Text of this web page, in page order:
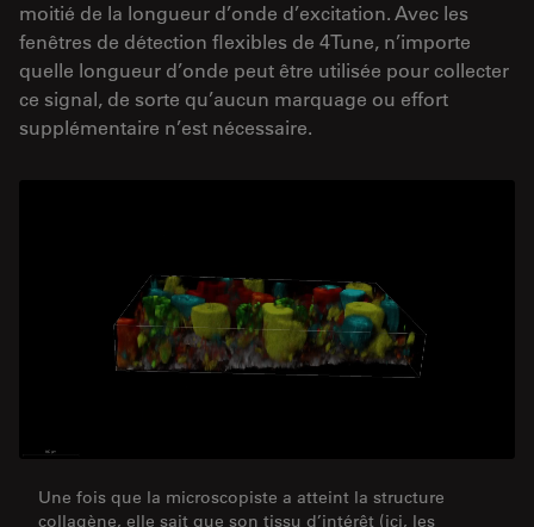
moitié de la longueur d’onde d’excitation. Avec les
fenêtres de détection flexibles de 4Tune, n’importe
quelle longueur d’onde peut être utilisée pour collecter
ce signal, de sorte qu’aucun marquage ou effort
supplémentaire n’est nécessaire.
Une fois que la microscopiste a atteint la structure
collagène, elle sait que son tissu d’intérêt (ici, les